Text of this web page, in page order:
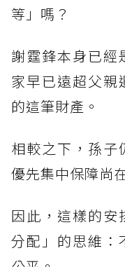
等」嗎？
謝霆鋒本身已經
家早已遠超父親
的這筆財產。
相較之下，孫子
優先集中保障尚
因此，這樣的安
分配」的思維：